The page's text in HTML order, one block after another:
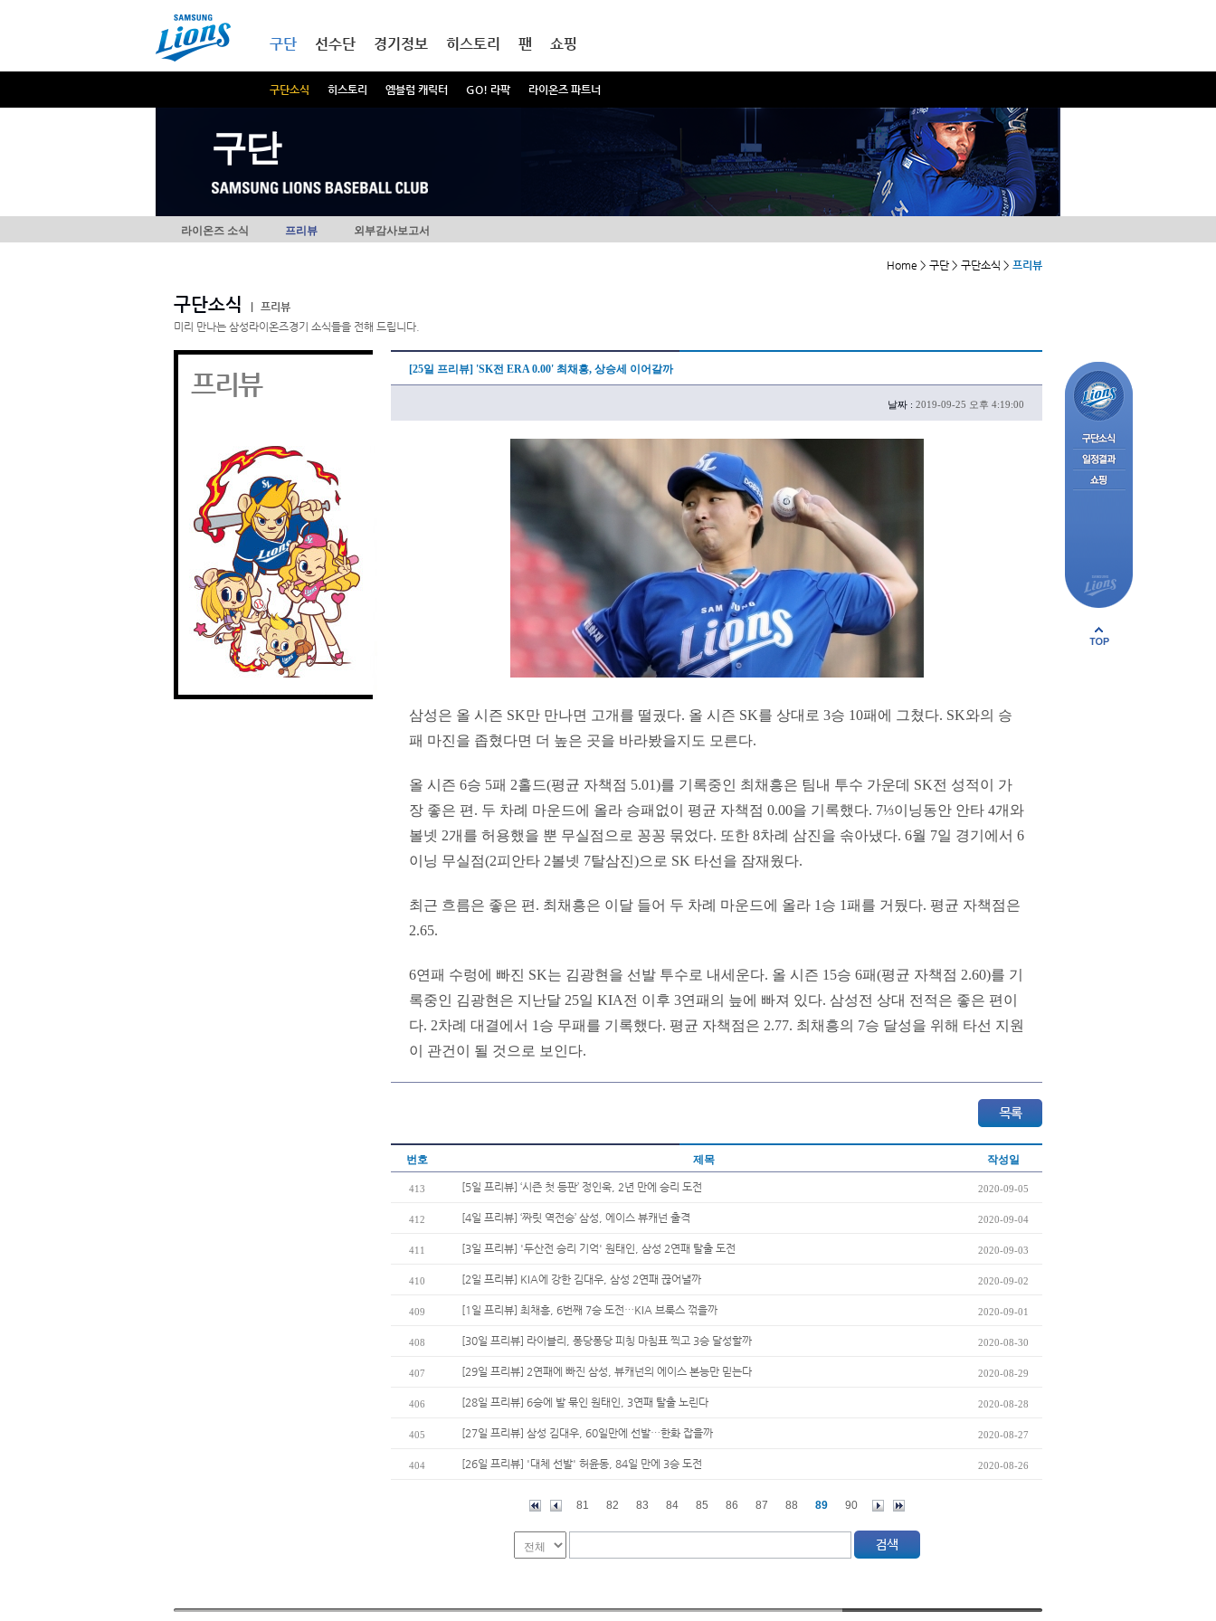
구단
구단소식 히스토리 엠블럼 캐릭터 GO! 라팍 라이온즈 파트너
선수단 경기정보 히스토리 팬 쇼핑
구단
라이온즈 소식 프리뷰 외부감사보고서
Home > 구단 > 구단소식 > 프리뷰
구단소식
프리뷰
미리 만나는 삼성라이온즈경기 소식들을 전해 드립니다.
프리뷰 [25일 프리뷰] 'SK전 ERA 0.00' 최채흥, 상승세 이어갈까
날짜 : 2019-09-25 오후 4:19:00
삼성은 올 시즌 SK만 만나면 고개를 떨궜다. 올 시즌 SK를 상대로 3승 10패에 그쳤다. SK와의 승
패 마진을 좁혔다면 더 높은 곳을 바라봤을지도 모른다.
올 시즌 6승 5패 2홀드(평균 자책점 5.01)를 기록중인 최채흥은 팀내 투수 가운데 SK전 성적이 가
장 좋은 편. 두 차례 마운드에 올라 승패없이 평균 자책점 0.00을 기록했다. 7⅓이닝동안 안타 4개와
볼넷 2개를 허용했을 뿐 무실점으로 꽁꽁 묶었다. 또한 8차례 삼진을 솎아냈다. 6월 7일 경기에서 6
이닝 무실점(2피안타 2볼넷 7탈삼진)으로 SK 타선을 잠재웠다.
최근 흐름은 좋은 편. 최채흥은 이달 들어 두 차례 마운드에 올라 1승 1패를 거뒀다. 평균 자책점은
2.65.
6연패 수렁에 빠진 SK는 김광현을 선발 투수로 내세운다. 올 시즌 15승 6패(평균 자책점 2.60)를 기
록중인 김광현은 지난달 25일 KIA전 이후 3연패의 늪에 빠져 있다. 삼성전 상대 전적은 좋은 편이
다. 2차례 대결에서 1승 무패를 기록했다. 평균 자책점은 2.77. 최채흥의 7승 달성을 위해 타선 지원
이 관건이 될 것으로 보인다.
번호 제목 작성일
413 [5일 프리뷰] ‘시즌 첫 등판’ 정인욱, 2년 만에 승리 도전 2020-09-05
412 [4일 프리뷰] ‘짜릿 역전승’ 삼성, 에이스 뷰캐넌 출격 2020-09-04
411 [3일 프리뷰] '두산전 승리 기억' 원태인, 삼성 2연패 탈출 도전 2020-09-03
410 [2일 프리뷰] KIA에 강한 김대우, 삼성 2연패 끊어낼까 2020-09-02
409 [1일 프리뷰] 최채흥, 6번째 7승 도전…KIA 브룩스 꺾을까 2020-09-01
408 [30일 프리뷰] 라이블리, 퐁당퐁당 피칭 마침표 찍고 3승 달성할까 2020-08-30
407 [29일 프리뷰] 2연패에 빠진 삼성, 뷰캐넌의 에이스 본능만 믿는다 2020-08-29
406 [28일 프리뷰] 6승에 발 묶인 원태인, 3연패 탈출 노린다 2020-08-28
405 [27일 프리뷰] 삼성 김대우, 60일만에 선발…한화 잡을까 2020-08-27
404 [26일 프리뷰] '대체 선발' 허윤동, 84일 만에 3승 도전 2020-08-26
81 82 83 84 85 86 87 88 89 90